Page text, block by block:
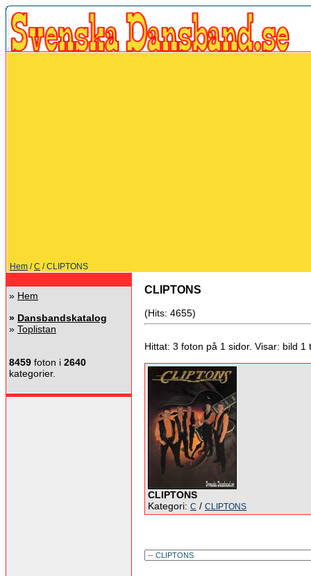
Hem /C / CLIPTONS
» Hem
» Dansbandskatalog
» Toplistan
8459 foton i 2640
kategorier.
CLIPTONS
(Hits: 4655)
Hittat: 3 foton på 1 sidor. Visar: bild 1
CLIPTONS
Kategori: C / CLIPTONS